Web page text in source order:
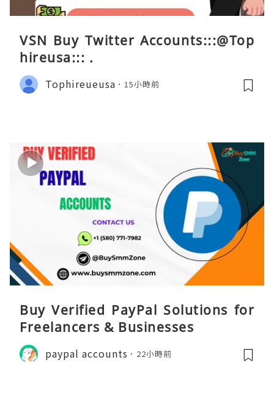
VSN Buy Twitter Accounts:::@Top
hireusa::: .
Tophireueusa 15小時前
Buy Verified PayPal Solutions for
Freelancers & Businesses
paypal accounts 22小時前